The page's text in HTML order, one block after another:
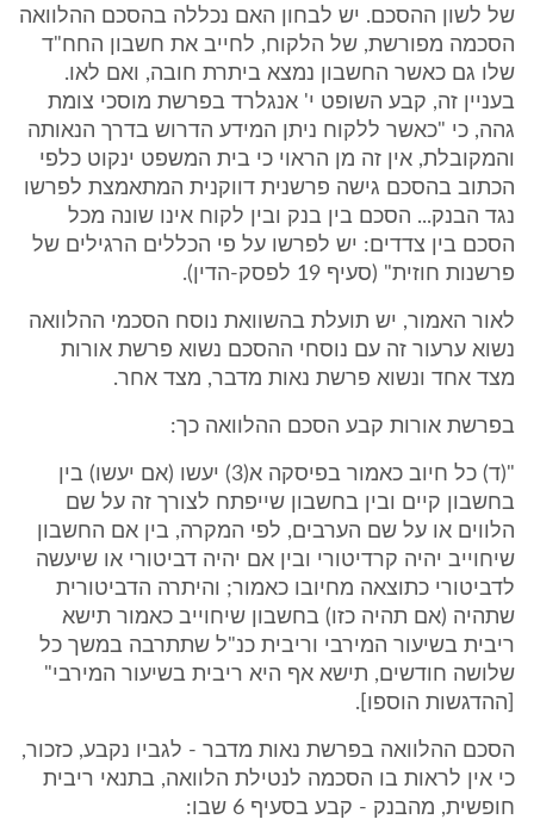
של לשון ההסכם. יש לבחון האם נכללה בהסכם ההלוואה
הסכמה מפורשת, של הלקוח, לחייב את חשבון החח"ד
שלו גם כאשר החשבון נמצא ביתרת חובה, ואם לאו.
בעניין זה, קבע השופט י' אנגלרד בפרשת מוסכי צומת
גהה, כי "כאשר ללקוח ניתן המידע הדרוש בדרך הנאותה
והמקובלת, אין זה מן הראוי כי בית המשפט ינקוט כלפי
הכתוב בהסכם גישה פרשנית דווקנית המתאמצת לפרשו
נגד הבנק... הסכם בין בנק ובין לקוח אינו שונה מכל
הסכם בין צדדים: יש לפרשו על פי הכללים הרגילים של
פרשנות חוזית" (סעיף 19 לפסק-הדין).
לאור האמור, יש תועלת בהשוואת נוסח הסכמי ההלוואה
נשוא ערעור זה עם נוסחי ההסכם נשוא פרשת אורות
מצד אחד ונשוא פרשת נאות מדבר, מצד אחר.
בפרשת אורות קבע הסכם ההלוואה כך:
"(ד) כל חיוב כאמור בפיסקה א(3) יעשו (אם יעשו) בין
בחשבון קיים ובין בחשבון שייפתח לצורך זה על שם
הלווים או על שם הערבים, לפי המקרה, בין אם החשבון
שיחוייב יהיה קרדיטורי ובין אם יהיה דביטורי או שיעשה
לדביטורי כתוצאה מחיובו כאמור; והיתרה הדביטורית
שתהיה (אם תהיה כזו) בחשבון שיחוייב כאמור תישא
ריבית בשיעור המירבי וריבית כנ"ל שתתרבה במשך כל
שלושה חודשים, תישא אף היא ריבית בשיעור המירבי"
[ההדגשות הוספו].
הסכם ההלוואה בפרשת נאות מדבר - לגביו נקבע, כזכור,
כי אין לראות בו הסכמה לנטילת הלוואה, בתנאי ריבית
חופשית, מהבנק - קבע בסעיף 6 שבו: